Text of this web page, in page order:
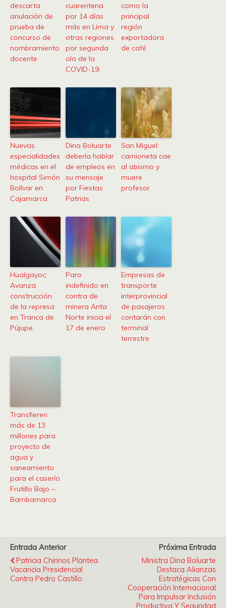
descarta
anulación de
prueba de
concurso de
nombramiento
docente
cuarentena
por 14 días
más en Lima y
otras regiones
por segunda
ola de la
COVID-19.
como la
principal
región
exportadora
de café
Nuevas
especialidades
médicas en el
hospital Simón
Bolívar en
Cajamarca
Dina Boluarte
debería hablar
de empleos en
su mensaje
por Fiestas
Patrias
San Miguel:
camioneta cae
al abismo y
muere
profesor
Hualgayoc:
Avanza
construcción
de la represa
en Tranca de
Pújupe.
Paro
indefinido en
contra de
minera Anta
Norte inicia el
17 de enero
Empresas de
transporte
interprovincial
de pasajeros
contarán con
terminal
terrestre
Transfieren
más de 13
millones para
proyecto de
agua y
saneamiento
para el caserío
Frutillo Bajo –
Bambamarca
Entrada Anterior
Patricia Chirinos Plantea
Vacancia Presidencial
Contra Pedro Castillo
Próxima Entrada
Ministra Dina Boluarte
Destaca Alianzas
Estratégicas Con
Cooperación Internacional
Para Impulsar Inclusión
Productiva Y Seguridad